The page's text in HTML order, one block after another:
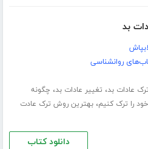
بد
روانشناسی
ترک عادات بد، تغییر عادات بد، چگونه
را ترک کنیم،بهترین روش ترک عادت
دانلود کتاب